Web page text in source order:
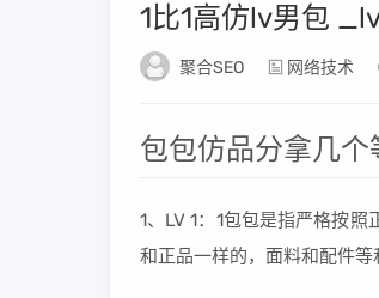
1比1高仿lv男包
聚合SEO 网络技术
包包仿品分拿几个
1、LV 1：1包包是指严格按
和正品一样的，面料和配件